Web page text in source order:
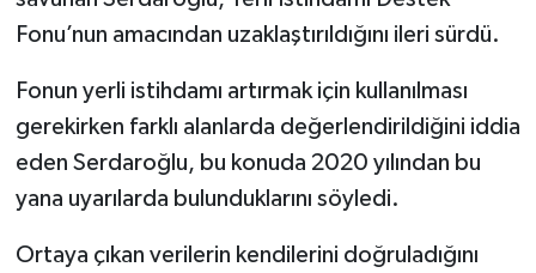
Fonu’nun amacından uzaklaştırıldığını ileri sürdü.
Fonun yerli istihdamı artırmak için kullanılması
gerekirken farklı alanlarda değerlendirildiğini iddia
eden Serdaroğlu, bu konuda 2020 yılından bu
yana uyarılarda bulunduklarını söyledi.
Ortaya çıkan verilerin kendilerini doğruladığını